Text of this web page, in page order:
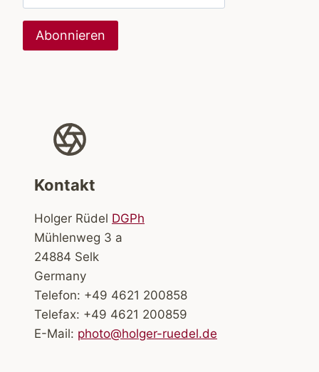
Kontakt
Holger Rüdel DGPh
Mühlenweg 3 a
24884 Selk
Germany
Telefon: +49 4621 200858
Telefax: +49 4621 200859
E-Mail: photo@holger-ruedel.de